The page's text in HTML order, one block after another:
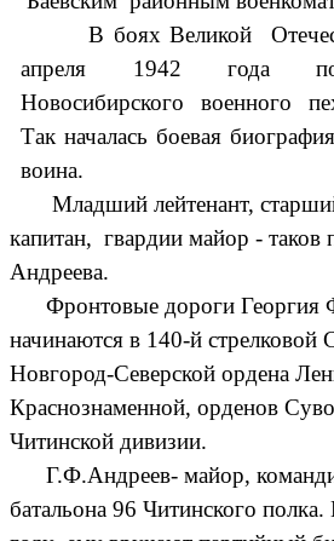
В боях Великой
апреля 1942 года
Новосибирского военного
Так началась боевая
воина.
Младший лейтенант, старший
капитан, гвардии майор - таков
Андреева.
Фронтовые дороги Георгия
начинаются в 140-й стрелковой
Новгород-Северской ордена
Краснознаменной, орденов
Читинской дивизии.
Г.Ф.Андреев- майор,
батальона 96 Читинского